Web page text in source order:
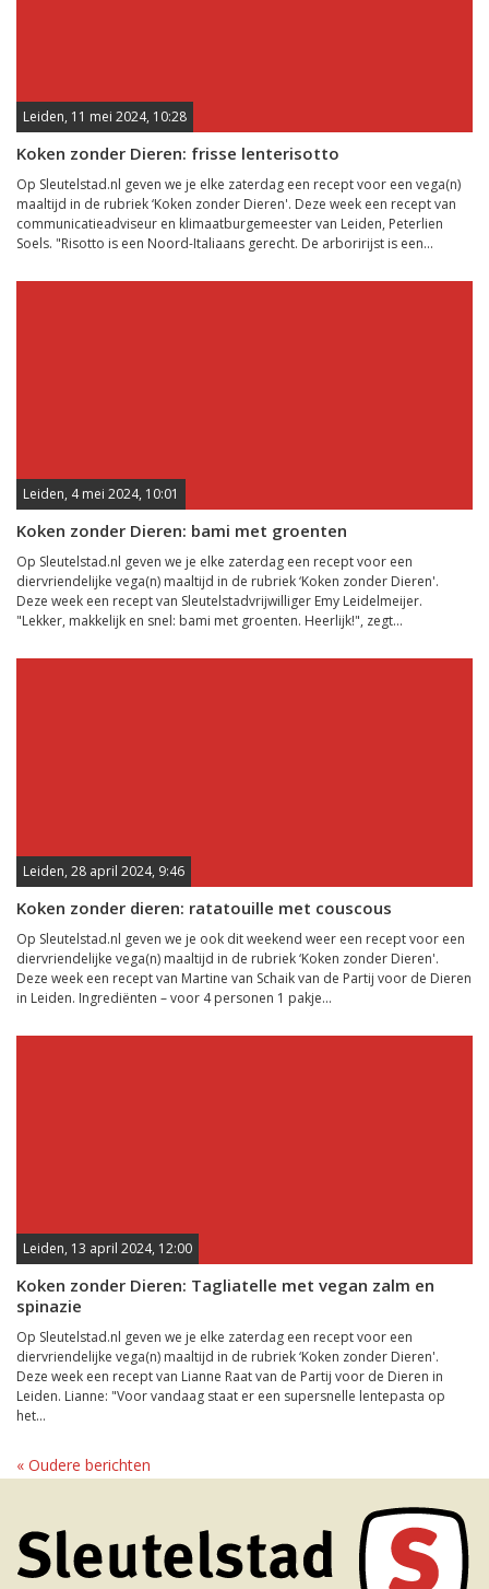
Leiden, 11 mei 2024, 10:28
Koken zonder Dieren: frisse lenterisotto
Op Sleutelstad.nl geven we je elke zaterdag een recept voor een vega(n)
maaltijd in de rubriek ‘Koken zonder Dieren'. Deze week een recept van
communicatieadviseur en klimaatburgemeester van Leiden, Peterlien
Soels. "Risotto is een Noord-Italiaans gerecht. De arboririjst is een...
Leiden, 4 mei 2024, 10:01
Koken zonder Dieren: bami met groenten
Op Sleutelstad.nl geven we je elke zaterdag een recept voor een
diervriendelijke vega(n) maaltijd in de rubriek ‘Koken zonder Dieren'.
Deze week een recept van Sleutelstadvrijwilliger Emy Leidelmeijer.
"Lekker, makkelijk en snel: bami met groenten. Heerlijk!", zegt...
Leiden, 28 april 2024, 9:46
Koken zonder dieren: ratatouille met couscous
Op Sleutelstad.nl geven we je ook dit weekend weer een recept voor een
diervriendelijke vega(n) maaltijd in de rubriek ‘Koken zonder Dieren'.
Deze week een recept van Martine van Schaik van de Partij voor de Dieren
in Leiden. Ingrediënten – voor 4 personen 1 pakje...
Leiden, 13 april 2024, 12:00
Koken zonder Dieren: Tagliatelle met vegan zalm en
spinazie
Op Sleutelstad.nl geven we je elke zaterdag een recept voor een
diervriendelijke vega(n) maaltijd in de rubriek ‘Koken zonder Dieren'.
Deze week een recept van Lianne Raat van de Partij voor de Dieren in
Leiden. Lianne: "Voor vandaag staat er een supersnelle lentepasta op
het...
« Oudere berichten